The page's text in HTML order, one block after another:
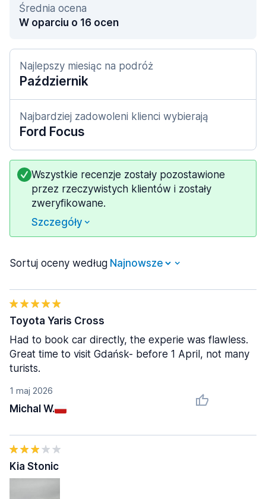
Średnia ocena
W oparciu o 16 ocen
Najlepszy miesiąc na podróż
Październik
Najbardziej zadowoleni klienci wybierają
Ford Focus
Wszystkie recenzje zostały pozostawione
przez rzeczywistych klientów i zostały
zweryfikowane.
Szczegóły
Sortuj oceny według
1 maj 2026
Michal W.
Toyota Yaris Cross
Had to book car directly, the experie was flawless.
Great time to visit Gdańsk- before 1 April, not many
turists.
Kia Stonic